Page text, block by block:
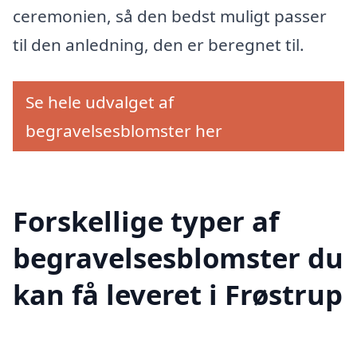
ceremonien, så den bedst muligt passer
til den anledning, den er beregnet til.
Se hele udvalget af
begravelsesblomster her
Forskellige typer af
begravelsesblomster du
kan få leveret i Frøstrup